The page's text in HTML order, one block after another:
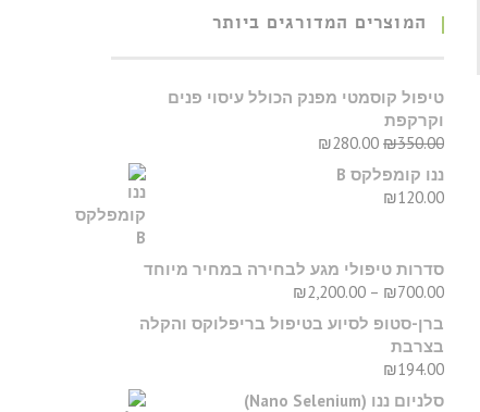
המוצרים המדורגים ביותר
טיפול קוסמטי מפנק הכולל עיסוי פנים
וקרקפת
₪350.00
₪280.00
ננו קומפלקס B
₪120.00
סדרות טיפולי מגע לבחירה במחיר מיוחד
₪700.00
–
₪2,200.00
ברן-סטופ לסיוע בטיפול בריפלוקס והקלה
בצרבת
₪194.00
סלניום ננו (Nano Selenium)